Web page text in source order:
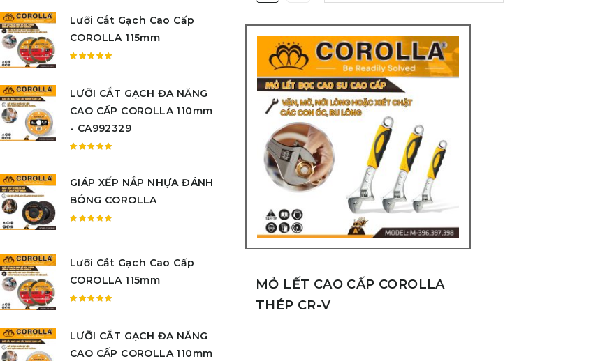
MỎ LẾT CAO CẤP COROLLA
THÉP CR-V
Lưỡi Cắt Gạch Cao Cấp
COROLLA 115mm
hạng
LƯỠI CẮT GẠCH ĐA NĂNG
CAO CẤP COROLLA 110mm
- CA992329
hạng
5.00 5
GIÁP XẾP NẮP NHỰA ĐÁNH
BÓNG COROLLA
5.005
sao
Lưỡi Cắt Gạch Cao Cấp
COROLLA 115mm
hạng
LƯỠI CẮT GẠCH ĐA NĂNG
CAO CẤP COROLLA 110mm